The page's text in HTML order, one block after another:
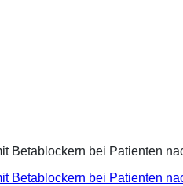
Betablockern bei Patienten